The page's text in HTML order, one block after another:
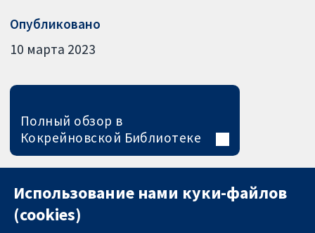
Опубликовано
10 марта 2023
Полный обзор в
Кокрейновской Библиотеке
Использование нами куки-файлов
(cookies)